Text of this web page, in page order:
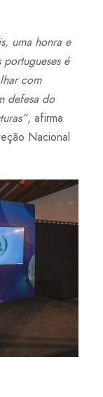
uma honra e
é
com
defesa do
, afirma
Nacional